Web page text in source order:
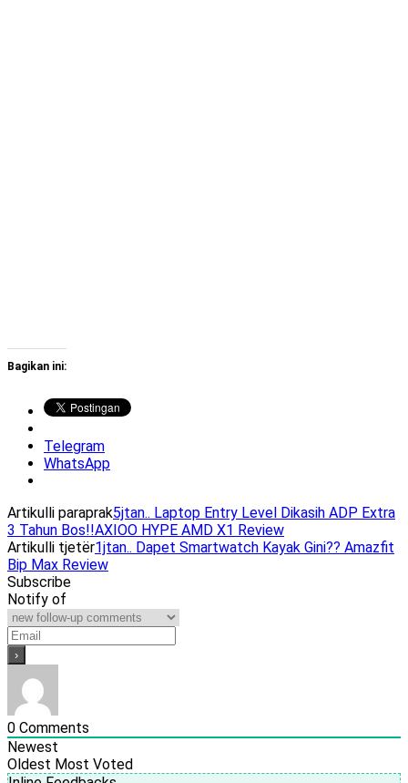
Bagikan ini:
Telegram
WhatsApp
Artikulli paraprak5jtan.. Laptop Entry Level Dikasih ADP Extra
3 Tahun Bos!!AXIOO HYPE AMD X1 Review
Artikulli tjetër1jtan.. Dapet Smartwatch Kayak Gini?? Amazfit
Bip Max Review
Subscribe
Notify of
0 Comments
Newest
Oldest Most Voted